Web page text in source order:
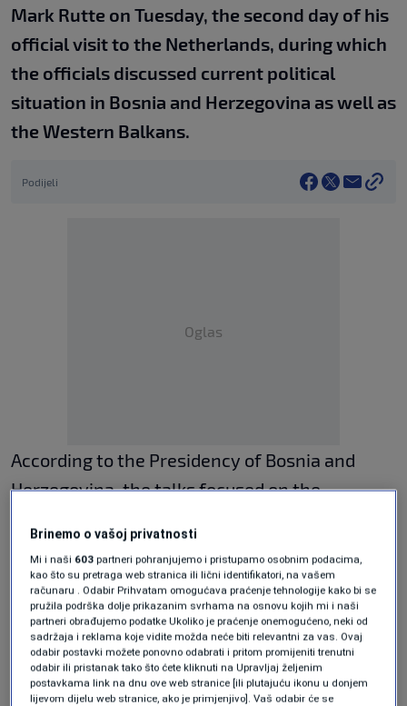
Mark Rutte on Tuesday, the second day of his
official visit to the Netherlands, during which
the officials discussed current political
situation in Bosnia and Herzegovina as well as
the Western Balkans.
Podijeli
Oglas
According to the Presidency of Bosnia and
Herzegovina, the talks focused on the
Agreement and 27 years of its implementation
through the disputing of the state institutions
of Bosnia and Herzegovina and their
competencies. It was emphasised that such
processed will not be tolerated and will be
stopped, including through restrictive
Brinemo o vašoj privatnosti
Mi i naši 603 partneri pohranjujemo i pristupamo osobnim podacima,
kao što su pretraga web stranica ili lični identifikatori, na vašem
računaru . Odabir Prihvatam omogućava praćenje tehnologije kako bi se
pružila podrška dolje prikazanim svrhama na osnovu kojih mi i naši
partneri obrađujemo podatke Ukoliko je praćenje onemogućeno, neki od
sadržaja i reklama koje vidite možda neće biti relevantni za vas. Ovaj
odabir postavki možete ponovno odabrati i pritom promijeniti trenutni
odabir ili pristanak tako što ćete kliknuti na Upravljaj željenim
postavkama link na dnu ove web stranice [ili plutajuću ikonu u donjem
lijevom dijelu web stranice, ako je primjenjivo]. Vaš odabir će se